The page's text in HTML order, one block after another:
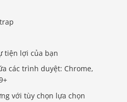
tiện lợi của bạn
các trình duyệt: Chrome,
với tùy chọn lựa chọn